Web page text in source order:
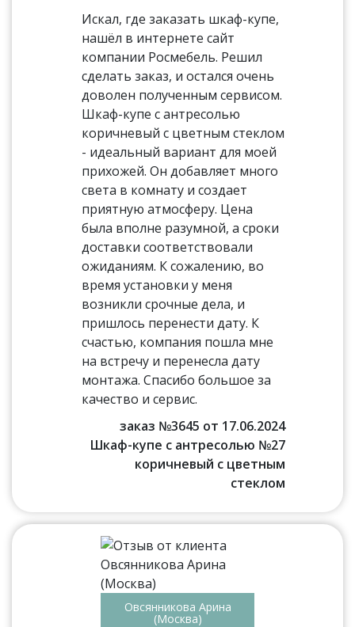
Искал, где заказать шкаф-купе,
нашёл в интернете сайт
компании Росмебель. Решил
сделать заказ, и остался очень
доволен полученным сервисом.
Шкаф-купе с антресолью
коричневый с цветным стеклом
- идеальный вариант для моей
прихожей. Он добавляет много
света в комнату и создает
приятную атмосферу. Цена
была вполне разумной, а сроки
доставки соответствовали
ожиданиям. К сожалению, во
время установки у меня
возникли срочные дела, и
пришлось перенести дату. К
счастью, компания пошла мне
на встречу и перенесла дату
монтажа. Спасибо большое за
качество и сервис.
заказ №3645 от 17.06.2024
Шкаф-купе с антресолью №27
коричневый с цветным
стеклом
Овсянникова Арина
(Москва)